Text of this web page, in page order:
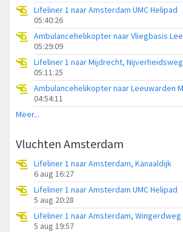
Lifeliner 1 naar Amsterdam UMC Helipad
05:40:26
05:29:09
Lifeliner 1 naar Mijdrecht, Nijverheidsweg
05:11:25
04:54:11
Meer...
Vluchten Amsterdam
Lifeliner 1 naar Amsterdam, Kanaaldijk
6 aug 16:27
Lifeliner 1 naar Amsterdam UMC Helipad
5 aug 20:28
Lifeliner 1 naar Amsterdam, Wingerdweg
5 aug 19:57